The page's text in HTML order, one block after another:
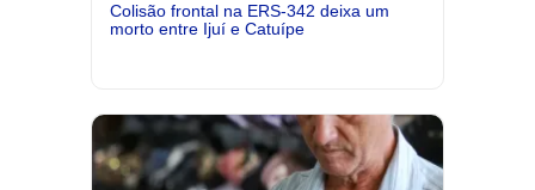
Colisão frontal na ERS-342 deixa um
morto entre Ijuí e Catuípe